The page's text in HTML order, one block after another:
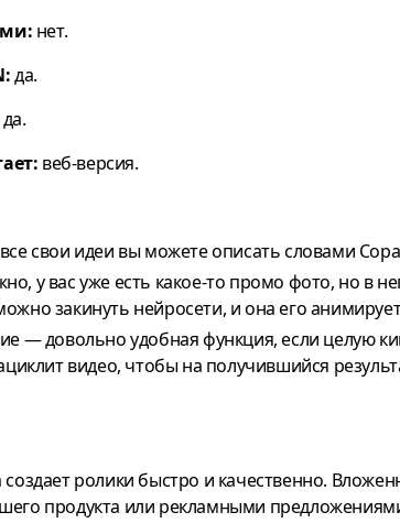
нет.
да.
да.
веб-версия.
свои идеи вы можете описать словами
у вас уже есть какое-то промо фото, но в
закинуть нейросети, и она его
— довольно удобная функция, если целую
видео, чтобы на получившийся
ролики быстро и качественно.
продукта или рекламными